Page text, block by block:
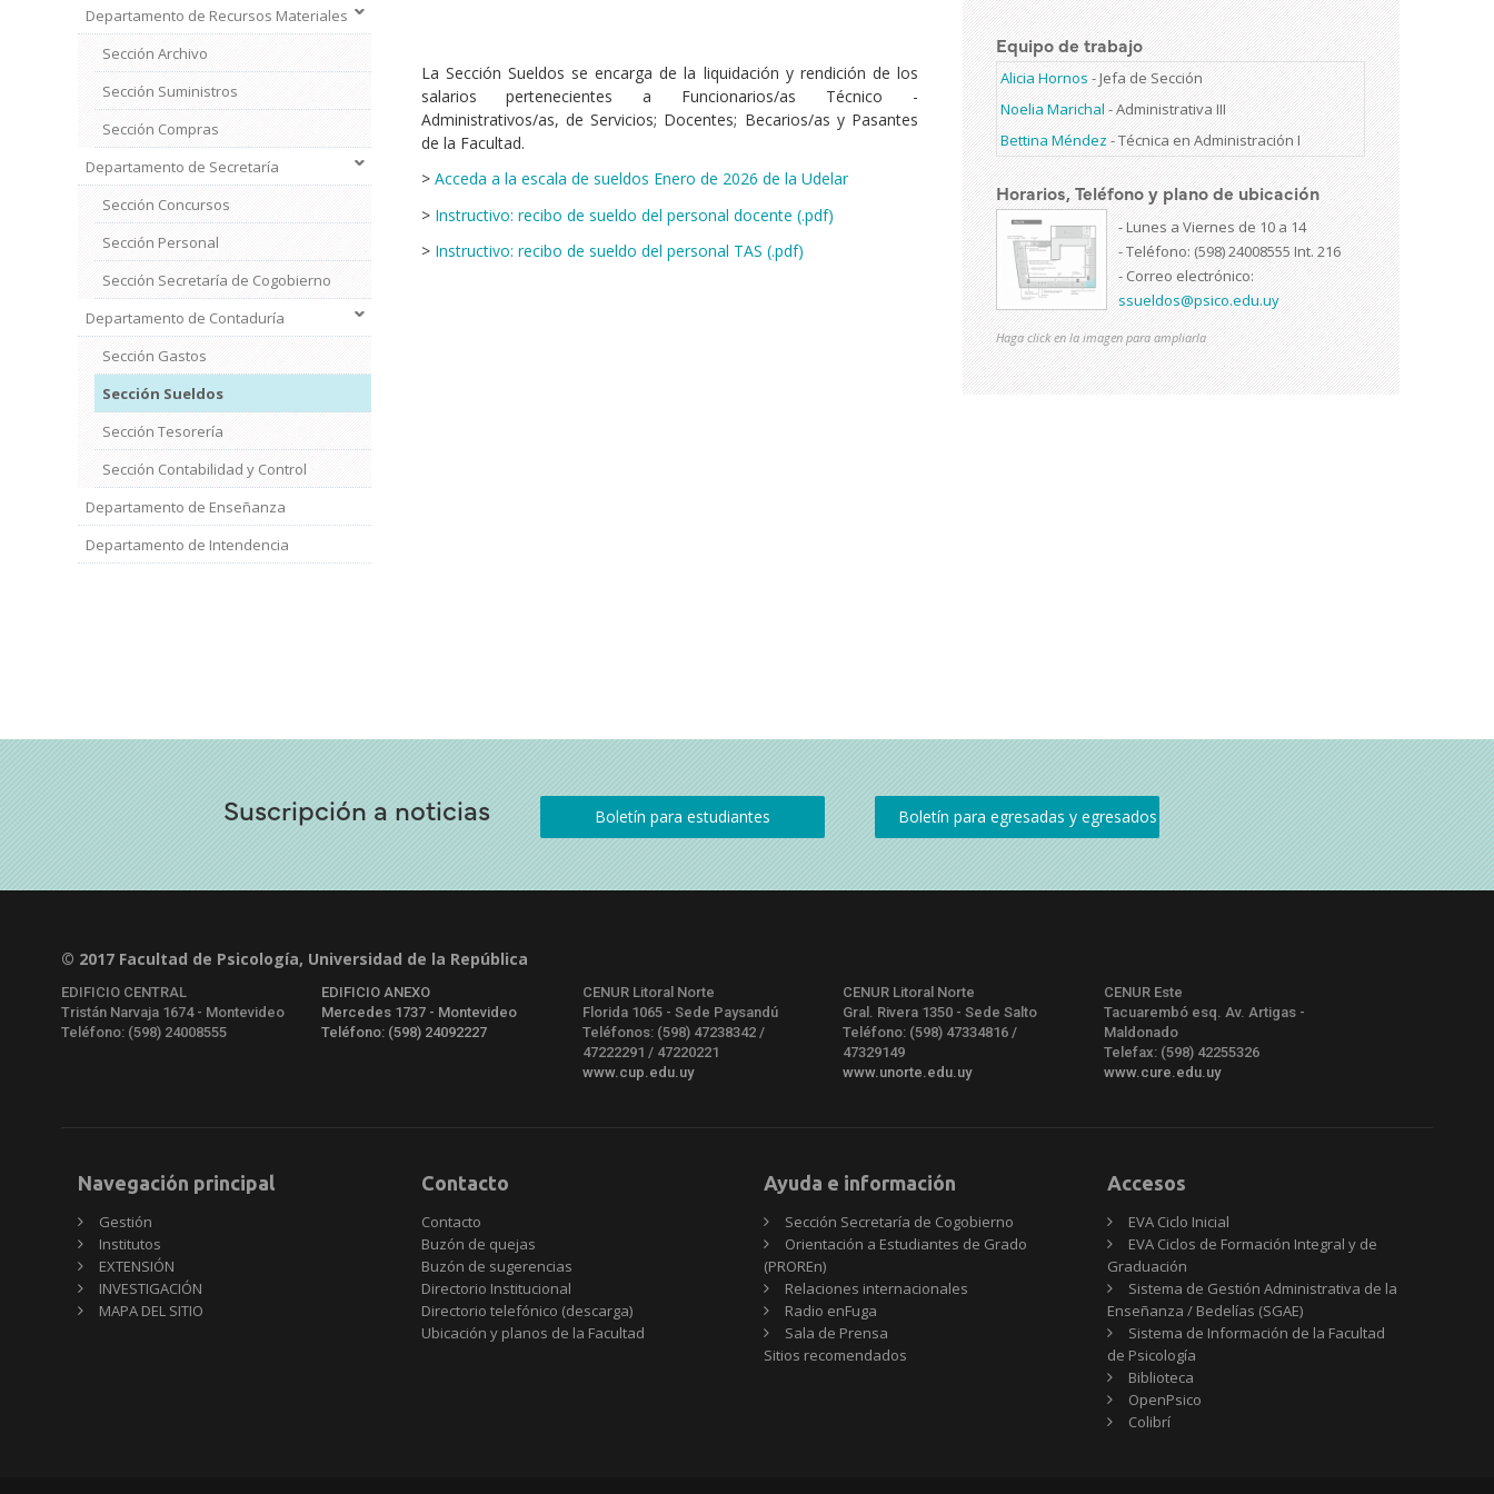
Departamento de Recursos Materiales
Sección Archivo
Sección Suministros
Sección Compras
Departamento de Secretaría
Sección Concursos
Sección Personal
Sección Secretaría de Cogobierno
Departamento de Contaduría
Sección Gastos
Sección Sueldos
Sección Tesorería
Sección Contabilidad y Control
Departamento de Enseñanza
Departamento de Intendencia
Equipo de trabajo
Alicia Hornos-Jefa de Sección
Noelia Marichal-Administrativa III
Bettina Méndez-Técnica en Administración I
Horarios, Teléfono y plano de ubicación
- Lunes a Viernes de 10 a 14
- Teléfono: (598) 24008555 Int. 216
- Correo electrónico:
ssueldos@psico.edu.uy
Haga click en la imagen para ampliarla
La Sección Sueldos se encarga de la liquidación y rendición de los
salarios pertenecientes a Funcionarios/as Técnico -
Administrativos/as, de Servicios; Docentes; Becarios/as y Pasantes
de la Facultad.
> Acceda a la escala de sueldos Enero de 2026 de la Udelar
> Instructivo: recibo de sueldo del personal docente (.pdf)
> Instructivo: recibo de sueldo del personal TAS (.pdf)
Suscripción a noticias
© 2017 Facultad de Psicología, Universidad de la República
EDIFICIO CENTRAL
Tristán Narvaja 1674 - Montevideo
Teléfono: (598) 24008555
EDIFICIO ANEXO
Mercedes 1737 - Montevideo
Teléfono: (598) 24092227
CENUR Litoral Norte
Florida 1065 - Sede Paysandú
Teléfonos: (598) 47238342 /
47222291 / 47220221
www.cup.edu.uy
CENUR Litoral Norte
Gral. Rivera 1350 - Sede Salto
Teléfono: (598) 47334816 /
47329149
www.unorte.edu.uy
CENUR Este
Tacuarembó esq. Av. Artigas -
Maldonado
Telefax: (598) 42255326
www.cure.edu.uy
Navegación principal
Gestión
Institutos
EXTENSIÓN
INVESTIGACIÓN
MAPA DEL SITIO
Contacto
Contacto
Buzón de quejas
Buzón de sugerencias
Directorio Institucional
Directorio telefónico (descarga)
Ubicación y planos de la Facultad
Ayuda e información
Sección Secretaría de Cogobierno
Orientación a Estudiantes de Grado
(PROREn)
Relaciones internacionales
Radio enFuga
Sala de Prensa
Sitios
Sitios recomendados
Accesos
EVA Ciclo Inicial
EVA Ciclos de Formación Integral y de
Graduación
Sistema de Gestión Administrativa de la
Enseñanza / Bedelías (SGAE)
Sistema de Información de la Facultad
de Psicología
Biblioteca
OpenPsico
Colibrí